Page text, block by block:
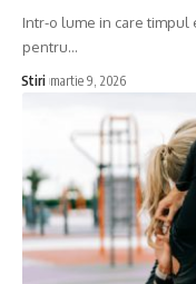
Intr-o lume in care timpul
pentru…
Stiri martie 9, 2026